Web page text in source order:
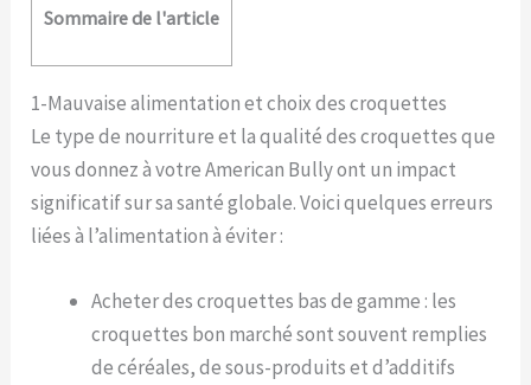
Sommaire de l'article
1-Mauvaise alimentation et choix des croquettes
Le type de nourriture et la qualité des croquettes que
vous donnez à votre American Bully ont un impact
significatif sur sa santé globale. Voici quelques erreurs
liées à l’alimentation à éviter :
Acheter des croquettes bas de gamme : les
croquettes bon marché sont souvent remplies
de céréales, de sous-produits et d’additifs